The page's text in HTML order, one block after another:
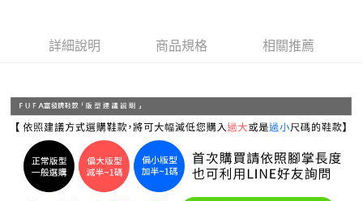
ATM／網路銀行／等多元方式進行付款，方視為交易完成。
※ 交易是否成功請以「AFTEE先享後付 」之結帳頁面顯示為準，若有關於
是否繳費成功／繳費後需取消欲退款等相關疑問，請聯繫「AFTEE先享後付
【注意事項】
１．透過由恩沛科技股份有限公司提供之「AFTEE先享後付」服務完成之交
易，需依本服務之必要範圍內提供個人資料，並將交易相關給付款項請求債
7-11 取貨付款
付款後 7-11取貨
每筆NT$70，滿NT$999(含以上)免運費
新竹物流宅配
每筆NT$90，滿NT$999(含以上)免運費
詳細說明 商品規格 相關推薦